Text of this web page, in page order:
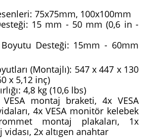
75x75mm, 100x100mm
15 mm - 50 mm (0,6 in -
Desteği: 15mm - 60mm
(Montajlı): 547 x 447 x 130
x 5,12 inç)
4,8 kg (10,6 lbs)
montaj braketi, 4x VESA
4x VESA monitör kelebek
montaj plakaları, 1x
2x altıgen anahtar